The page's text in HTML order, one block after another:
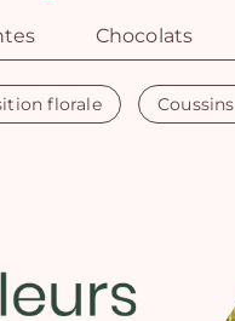
Chocolats
florale